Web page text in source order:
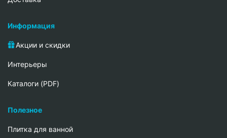
Информация
Акции и скидки
Интерьеры
Каталоги (PDF)
Полезное
Плитка для ванной